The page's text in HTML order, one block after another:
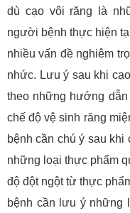
dù cạo vôi răng là
người bệnh thực hiện
nhiều vấn đề nghiêm
nhức. Lưu ý sau khi
theo những hướng
chế độ vệ sinh răng
bệnh cần chú ý sau
những loại thực phẩm
độ đột ngột từ thực
bệnh cần lưu ý những